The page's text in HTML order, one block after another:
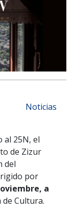
Noticias
25N, el
de Zizur
del
por
a
de Cultura.